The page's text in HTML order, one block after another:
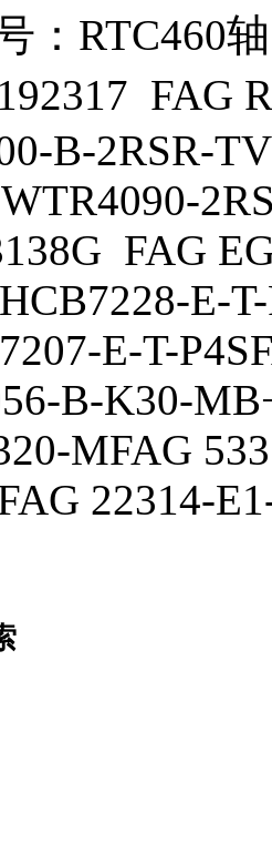
RTC460轴
FAG
B-2RSR-
FAG
E-
E-T-
B-K30-
MFAG
22314-